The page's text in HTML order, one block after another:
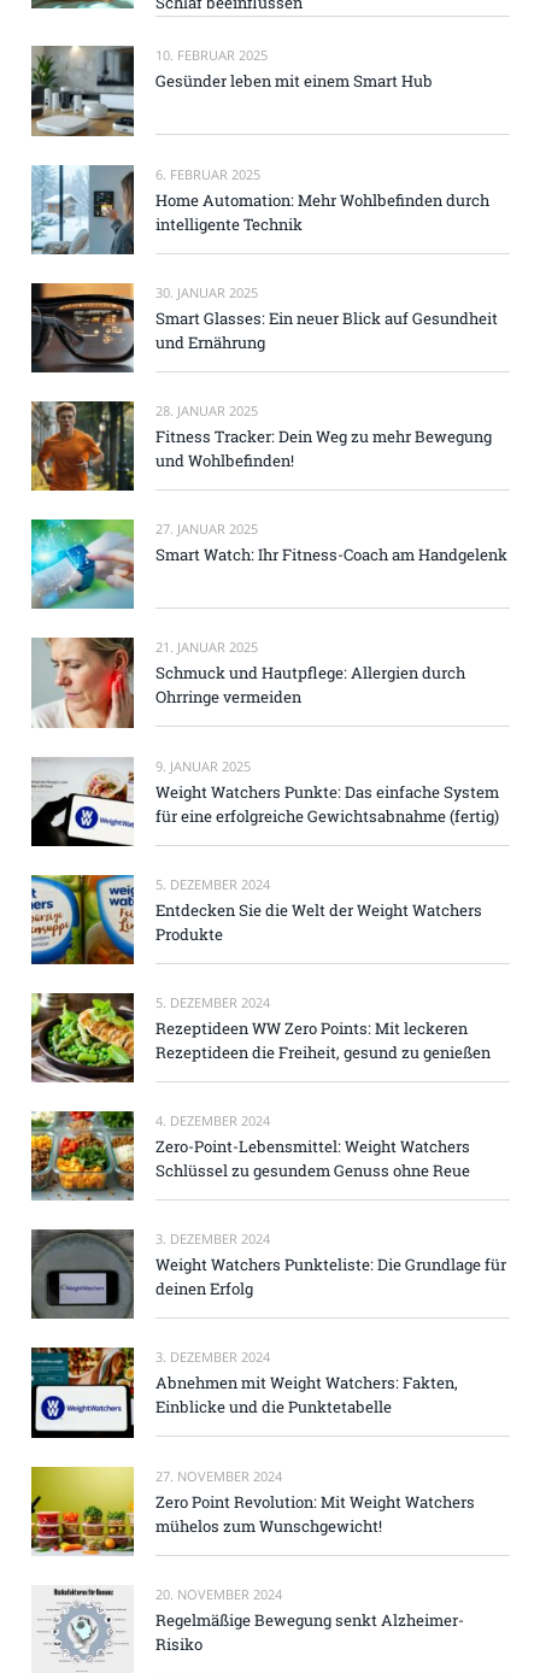
10. FEBRUAR 2025
Gesünder leben mit einem Smart Hub
6. FEBRUAR 2025
Home Automation: Mehr Wohlbefinden durch
intelligente Technik
30. JANUAR 2025
Smart Glasses: Ein neuer Blick auf Gesundheit
und Ernährung
28. JANUAR 2025
Fitness Tracker: Dein Weg zu mehr Bewegung
und Wohlbefinden!
27. JANUAR 2025
Smart Watch: Ihr Fitness-Coach am Handgelenk
21. JANUAR 2025
Schmuck und Hautpflege: Allergien durch
Ohrringe vermeiden
9. JANUAR 2025
Weight Watchers Punkte: Das einfache System
für eine erfolgreiche Gewichtsabnahme (fertig)
5. DEZEMBER 2024
Entdecken Sie die Welt der Weight Watchers
Produkte
5. DEZEMBER 2024
Rezeptideen WW Zero Points: Mit leckeren
Rezeptideen die Freiheit, gesund zu genießen
4. DEZEMBER 2024
Zero-Point-Lebensmittel: Weight Watchers
Schlüssel zu gesundem Genuss ohne Reue
3. DEZEMBER 2024
Weight Watchers Punkteliste: Die Grundlage für
deinen Erfolg
3. DEZEMBER 2024
Abnehmen mit Weight Watchers: Fakten,
Einblicke und die Punktetabelle
27. NOVEMBER 2024
Zero Point Revolution: Mit Weight Watchers
mühelos zum Wunschgewicht!
20. NOVEMBER 2024
Regelmäßige Bewegung senkt Alzheimer-
Risiko